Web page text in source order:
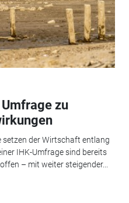
zu
der Wirtschaft entlang
IHK-Umfrage sind bereits
– mit weiter steigender...